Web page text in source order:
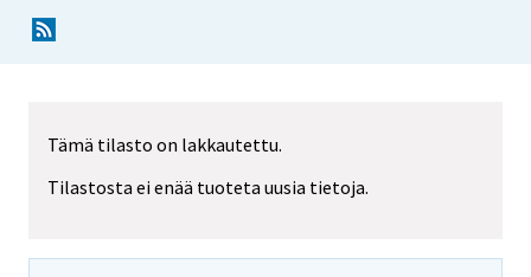
Tämä tilasto on lakkautettu.
Tilastosta ei enää tuoteta uusia tietoja.